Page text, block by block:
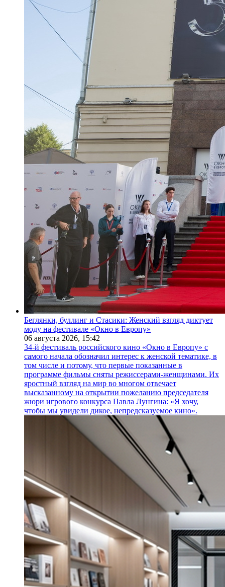
Беглянки, буллинг и Стасики: Женский взгляд диктует
моду на фестивале «Окно в Европу»
06 августа 2026, 15:42
34-й фестиваль российского кино «Окно в Европу» с
самого начала обозначил интерес к женской тематике, в
том числе и потому, что первые показанные в
программе фильмы сняты режиссерами-женщинами. Их
яростный взгляд на мир во многом отвечает
высказанному на открытии пожеланию председателя
жюри игрового конкурса Павла Лунгина: «Я хочу,
чтобы мы увидели дикое, непредсказуемое кино».